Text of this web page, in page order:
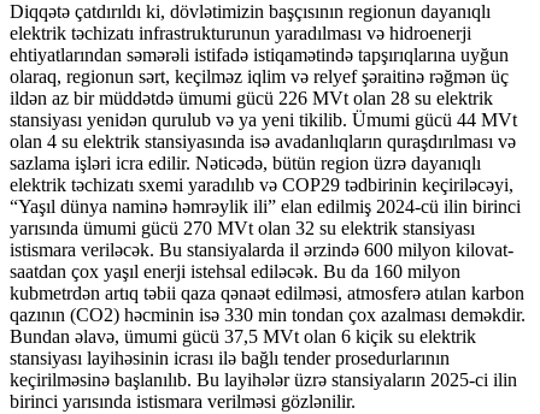
Diqqətə çatdırıldı ki, dövlətimizin başçısının regionun dayanıqlı
elektrik təchizatı infrastrukturunun yaradılması və hidroenerji
ehtiyatlarından səmərəli istifadə istiqamətində tapşırıqlarına uyğun
olaraq, regionun sərt, keçilməz iqlim və relyef şəraitinə rəğmən üç
ildən az bir müddətdə ümumi gücü 226 MVt olan 28 su elektrik
stansiyası yenidən qurulub və ya yeni tikilib. Ümumi gücü 44 MVt
olan 4 su elektrik stansiyasında isə avadanlıqların quraşdırılması və
sazlama işləri icra edilir. Nəticədə, bütün region üzrə dayanıqlı
elektrik təchizatı sxemi yaradılıb və COP29 tədbirinin keçiriləcəyi,
“Yaşıl dünya naminə həmrəylik ili” elan edilmiş 2024-cü ilin birinci
yarısında ümumi gücü 270 MVt olan 32 su elektrik stansiyası
istismara veriləcək. Bu stansiyalarda il ərzində 600 milyon kilovat-
saatdan çox yaşıl enerji istehsal ediləcək. Bu da 160 milyon
kubmetrdən artıq təbii qaza qənaət edilməsi, atmosferə atılan karbon
qazının (CO2) həcminin isə 330 min tondan çox azalması deməkdir.
Bundan əlavə, ümumi gücü 37,5 MVt olan 6 kiçik su elektrik
stansiyası layihəsinin icrası ilə bağlı tender prosedurlarının
keçirilməsinə başlanılıb. Bu layihələr üzrə stansiyaların 2025-ci ilin
birinci yarısında istismara verilməsi gözlənilir.